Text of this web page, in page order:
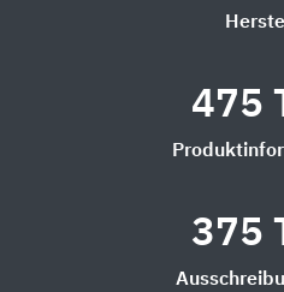
475
375